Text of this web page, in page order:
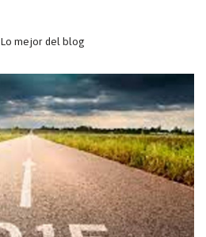
Lo mejor del blog